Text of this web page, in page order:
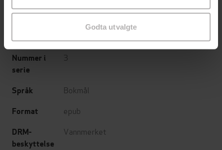
Godta utvalgte
Sjanger
science fiction
Nummer i
serie
3
Språk Bokmål
Format epub
DRM-
beskyttelse
Vannmerket